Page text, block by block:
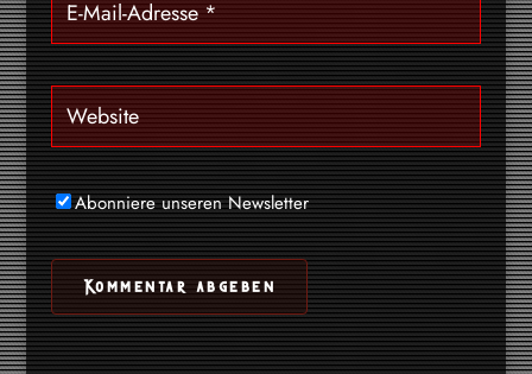
Abonniere unseren Newsletter